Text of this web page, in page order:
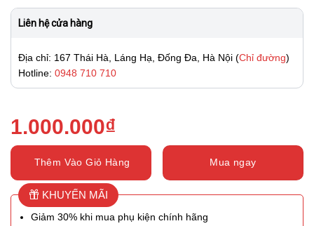
Liên hệ cửa hàng
Địa chỉ: 167 Thái Hà, Láng Hạ, Đống Đa, Hà Nội (Chỉ đường)
Hotline: 0948 710 710
1.000.000₫
Thêm Vào Giỏ Hàng Mua ngay
KHUYẾN MÃI
Giảm 30% khi mua phụ kiện chính hãng